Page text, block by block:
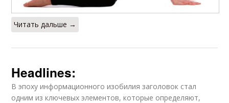
Читать дальше →
Headlines:
В эпоху информационного изобилия заголовок стал
одним из ключевых элементов, которые определяют,